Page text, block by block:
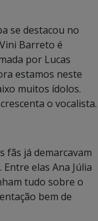
se destacou no
Barreto é
por Lucas
estamos neste
muitos ídolos.
o vocalista.
fãs já demarcavam
elas Ana Júlia
tudo sobre o
bem de